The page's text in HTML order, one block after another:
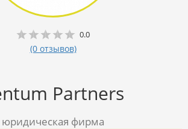
0.0
(0 отзывов)
Partners
юридическая фирма